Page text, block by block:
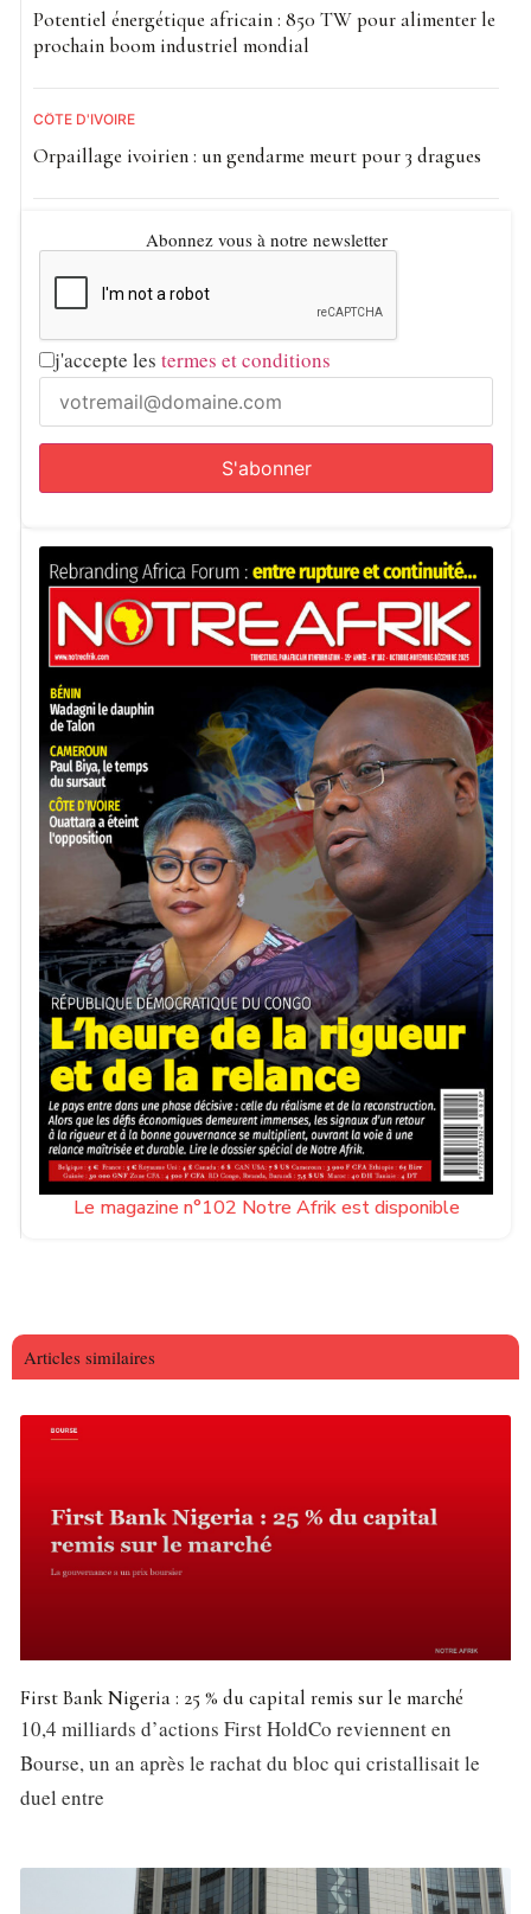
Potentiel énergétique africain : 850 TW pour alimenter le
prochain boom industriel mondial
CÔTE D'IVOIRE
Orpaillage ivoirien : un gendarme meurt pour 3 dragues
Abonnez vous à notre newsletter
j'accepte les termes et conditions
Le magazine n°102 Notre Afrik est disponible
Articles similaires
First Bank Nigeria : 25 % du capital remis sur le marché
10,4 milliards d’actions First HoldCo reviennent en
Bourse, un an après le rachat du bloc qui cristallisait le
duel entre